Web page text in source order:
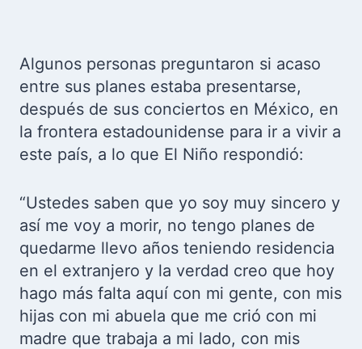
Algunos personas preguntaron si acaso
entre sus planes estaba presentarse,
después de sus conciertos en México, en
la frontera estadounidense para ir a vivir a
este país, a lo que El Niño respondió:
“Ustedes saben que yo soy muy sincero y
así me voy a morir, no tengo planes de
quedarme llevo años teniendo residencia
en el extranjero y la verdad creo que hoy
hago más falta aquí con mi gente, con mis
hijas con mi abuela que me crió con mi
madre que trabaja a mi lado, con mis